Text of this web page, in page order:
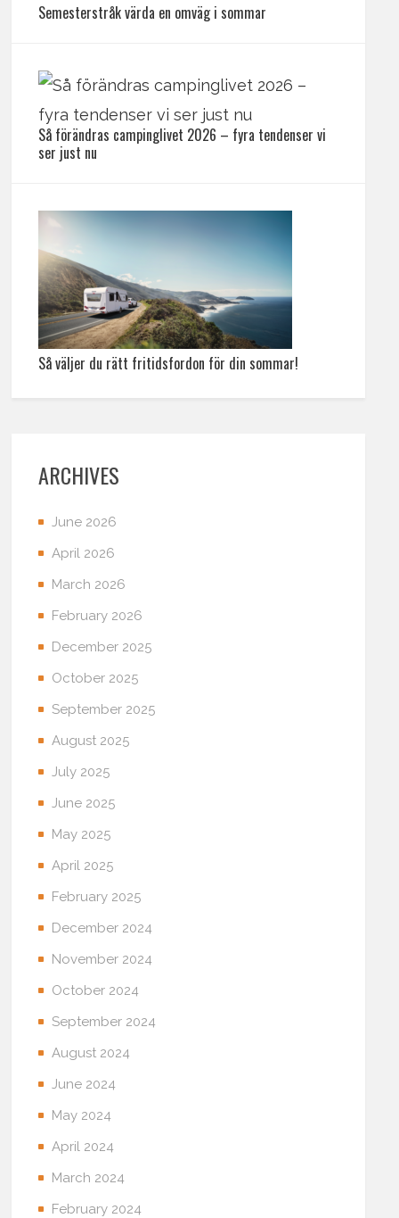
Semesterstråk värda en omväg i sommar
Så förändras campinglivet 2026 – fyra tendenser vi
ser just nu
Så väljer du rätt fritidsfordon för din sommar!
ARCHIVES
June 2026
April 2026
March 2026
February 2026
December 2025
October 2025
September 2025
August 2025
July 2025
June 2025
May 2025
April 2025
February 2025
December 2024
November 2024
October 2024
September 2024
August 2024
June 2024
May 2024
April 2024
March 2024
February 2024